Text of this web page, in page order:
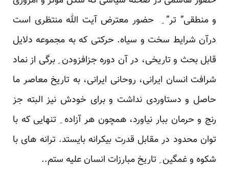
و منطقی” تر” ِ حضور معترض آیت الله منتظری است
درآن شرایط سخت و سیاه. حرکتی که به مجموعه دلایل
قابل بحث و تاریخی، در آن دوره جزافزودن ِ برگی از نماد
شرافت انسان ایرانی، روحانی ایرانی، به تاریخ معاصر ما
حاصل و دستاوردی نداشت و برای خودش نیز البته جز
رنج و حرمان ببار نیاورد، همچون هر آزاده ِ تنهایی که با
توان محدود در مقابل قدرت بیکرانه بایستد. ترانه های با
شکوه و غمگین ِ تاریخ مبارزات انسان علیه ستم..